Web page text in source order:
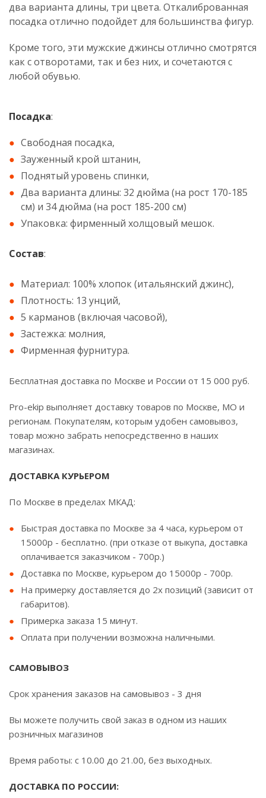
два варианта длины, три цвета. Откалиброванная
посадка отлично подойдет для большинства фигур.
Кроме того, эти мужские джинсы отлично смотрятся
как с отворотами, так и без них, и сочетаются с
любой обувью.
Посадка:
Свободная посадка,
Зауженный крой штанин,
Поднятый уровень спинки,
Два варианта длины: 32 дюйма (на рост 170-185
см) и 34 дюйма (на рост 185-200 см)
Упаковка: фирменный холщовый мешок.
Состав:
Материал: 100% хлопок (итальянский джинс),
Плотность: 13 унций,
5 карманов (включая часовой),
Застежка: молния,
Фирменная фурнитура.
Бесплатная доставка по Москве и России от 15 000 руб.
Pro-ekip выполняет доставку товаров по Москве, МО и
регионам. Покупателям, которым удобен самовывоз,
товар можно забрать непосредственно в наших
магазинах.
ДОСТАВКА КУРЬЕРОМ
По Москве в пределах МКАД:
Быстрая доставка по Москве за 4 часа, курьером от
15000р - бесплатно. (при отказе от выкупа, доставка
оплачивается заказчиком - 700р.)
Доставка по Москве, курьером до 15000р - 700р.
На примерку доставляется до 2х позиций (зависит от
габаритов).
Примерка заказа 15 минут.
Оплата при получении возможна наличными.
САМОВЫВОЗ
Срок хранения заказов на самовывоз - 3 дня
Вы можете получить свой заказ в одном из наших
розничных магазинов
Время работы: с 10.00 до 21.00, без выходных.
ДОСТАВКА ПО РОССИИ: